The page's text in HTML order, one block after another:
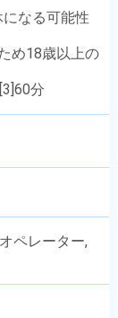
なる可能性
め18歳以上の
分
ペレーター,